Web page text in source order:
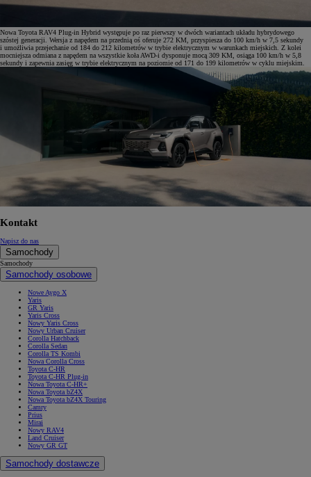
Nowa Toyota RAV4 Plug-in Hybrid występuje po raz pierwszy w dwóch wariantach układu hybrydowego
szóstej generacji. Wersja z napędem na przednią oś oferuje 272 KM, przyspiesza do 100 km/h w 7,5 sekundy
i umożliwia przejechanie od 184 do 212 kilometrów w trybie elektrycznym w warunkach miejskich. Z kolei
mocniejsza odmiana z napędem na wszystkie koła AWD-i dysponuje mocą 309 KM, osiąga 100 km/h w 5,8
sekundy i zapewnia zasięg w trybie elektrycznym na poziomie od 171 do 199 kilometrów w cyklu miejskim.
Kontakt
Napisz do nas
Samochody
Samochody
Samochody osobowe
Nowe Aygo X
Yaris
GR Yaris
Yaris Cross
Nowy Yaris Cross
Nowy Urban Cruiser
Corolla Hatchback
Corolla Sedan
Corolla TS Kombi
Nowa Corolla Cross
Toyota C-HR
Toyota C-HR Plug-in
Nowa Toyota C-HR+
Nowa Toyota bZ4X
Nowa Toyota bZ4X Touring
Camry
Prius
Mirai
Nowy RAV4
Land Cruiser
Nowy GR GT
Samochody dostawcze